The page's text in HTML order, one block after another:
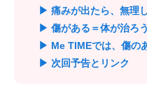
▶ 痛みが出たら、無理
▶ 傷がある＝体が治ろ
▶ Me TIMEでは、傷の
▶ 次回予告とリンク